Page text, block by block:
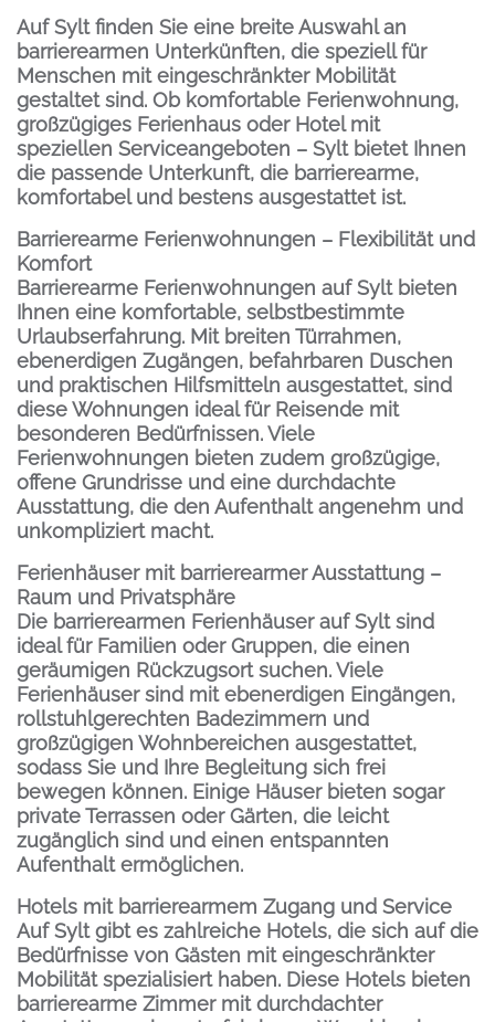
Auf Sylt finden Sie eine breite Auswahl an
barrierearmen Unterkünften, die speziell für
Menschen mit eingeschränkter Mobilität
gestaltet sind. Ob komfortable Ferienwohnung,
großzügiges Ferienhaus oder Hotel mit
speziellen Serviceangeboten – Sylt bietet Ihnen
die passende Unterkunft, die barrierearme,
komfortabel und bestens ausgestattet ist.
Barrierearme Ferienwohnungen – Flexibilität und
Komfort
Barrierearme Ferienwohnungen auf Sylt bieten
Ihnen eine komfortable, selbstbestimmte
Urlaubserfahrung. Mit breiten Türrahmen,
ebenerdigen Zugängen, befahrbaren Duschen
und praktischen Hilfsmitteln ausgestattet, sind
diese Wohnungen ideal für Reisende mit
besonderen Bedürfnissen. Viele
Ferienwohnungen bieten zudem großzügige,
offene Grundrisse und eine durchdachte
Ausstattung, die den Aufenthalt angenehm und
unkompliziert macht.
Ferienhäuser mit barrierearmer Ausstattung –
Raum und Privatsphäre
Die barrierearmen Ferienhäuser auf Sylt sind
ideal für Familien oder Gruppen, die einen
geräumigen Rückzugsort suchen. Viele
Ferienhäuser sind mit ebenerdigen Eingängen,
rollstuhlgerechten Badezimmern und
großzügigen Wohnbereichen ausgestattet,
sodass Sie und Ihre Begleitung sich frei
bewegen können. Einige Häuser bieten sogar
private Terrassen oder Gärten, die leicht
zugänglich sind und einen entspannten
Aufenthalt ermöglichen.
Hotels mit barrierearmem Zugang und Service
Auf Sylt gibt es zahlreiche Hotels, die sich auf die
Bedürfnisse von Gästen mit eingeschränkter
Mobilität spezialisiert haben. Diese Hotels bieten
barrierearme Zimmer mit durchdachter